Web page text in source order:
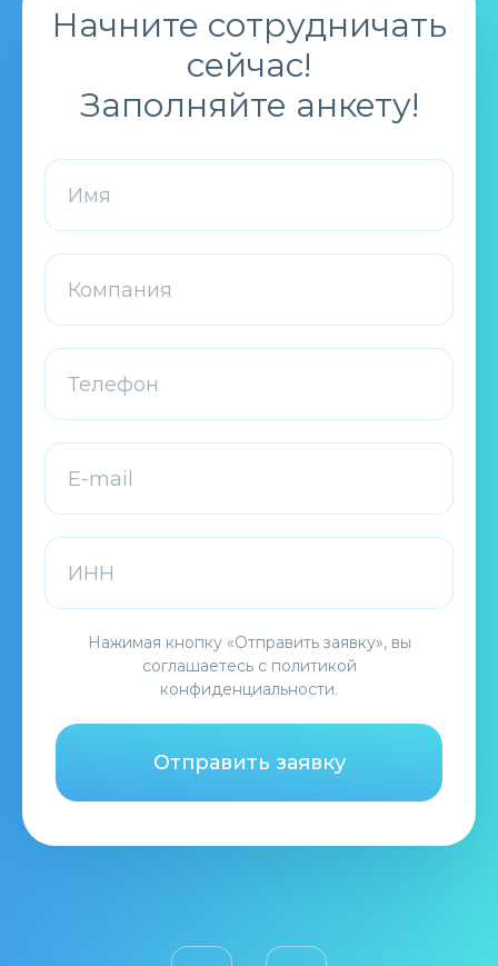
Начните сотрудничать
сейчас!
Заполняйте анкету!
Нажимая кнопку «Отправить заявку», вы
соглашаетесь с политикой
конфиденциальности.
Отправить заявку